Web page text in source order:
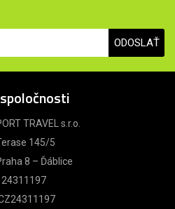
ODOSLAŤ
TRAVEL s.r.o.
145/5
8 – Ďáblice
24311197